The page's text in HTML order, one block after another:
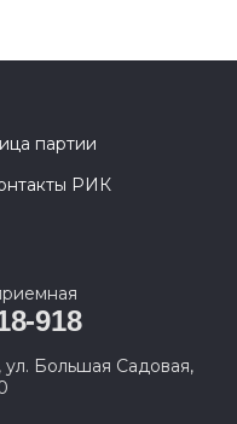
партии
РИК
918
Большая Садовая,